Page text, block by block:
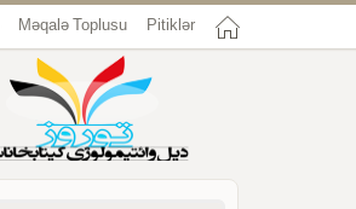
Pitiklər
Məqalə Toplusu